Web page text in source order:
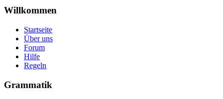
Willkommen
Startseite
Über uns
Forum
Hilfe
Regeln
Grammatik